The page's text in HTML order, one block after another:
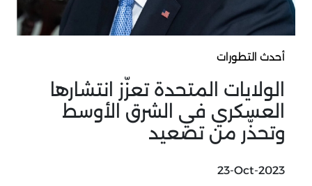
أحدث التطورات
الولايات المتحدة تعزّز انتشارها
العسكري في الشرق الأوسط
وتحذّر من تصعيد
23-Oct-2023